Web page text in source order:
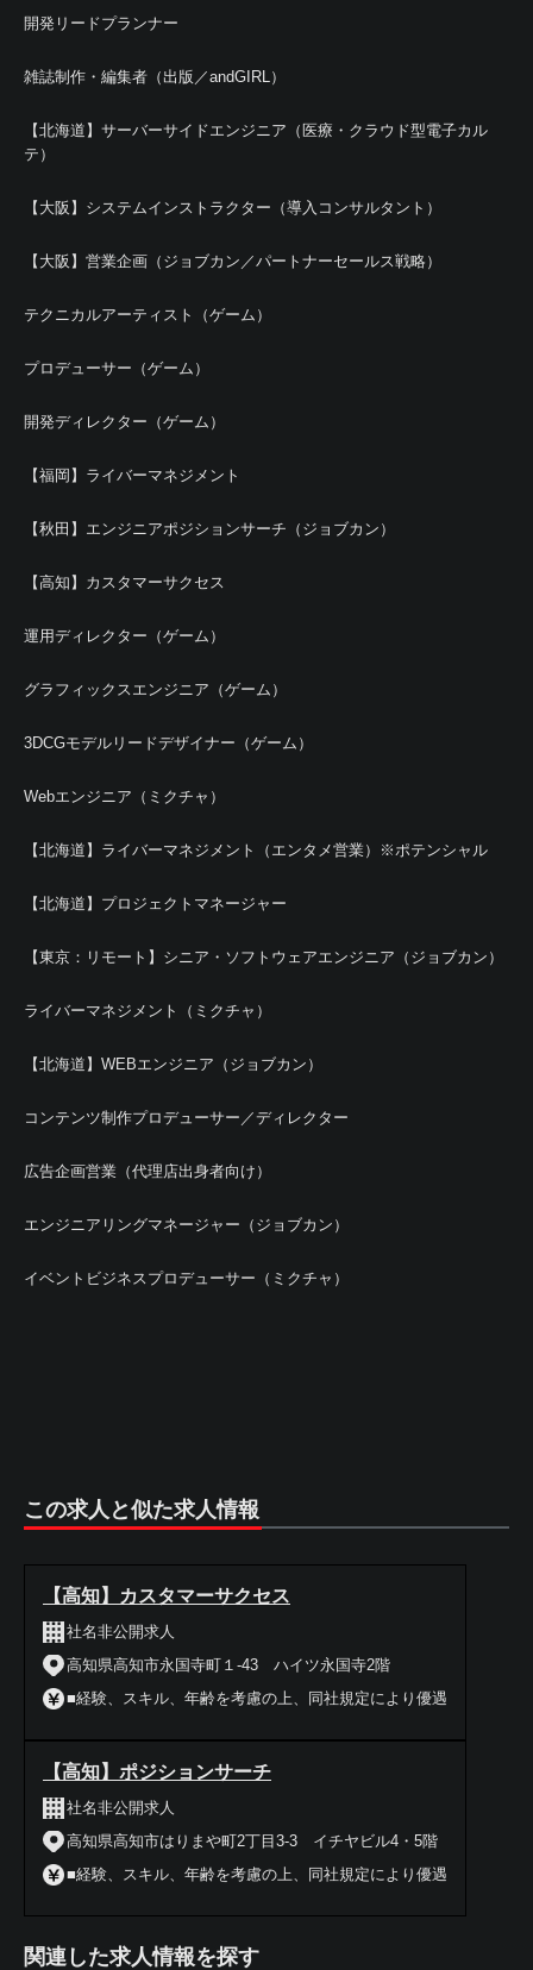
開発リードプランナー
雑誌制作・編集者（出版／andGIRL）
【北海道】サーバーサイドエンジニア（医療・クラウド型電子カル
テ）
【大阪】システムインストラクター（導入コンサルタント）
【大阪】営業企画（ジョブカン／パートナーセールス戦略）
テクニカルアーティスト（ゲーム）
プロデューサー（ゲーム）
開発ディレクター（ゲーム）
【福岡】ライバーマネジメント
【秋田】エンジニアポジションサーチ（ジョブカン）
【高知】カスタマーサクセス
運用ディレクター（ゲーム）
グラフィックスエンジニア（ゲーム）
3DCGモデルリードデザイナー（ゲーム）
Webエンジニア（ミクチャ）
【北海道】ライバーマネジメント（エンタメ営業）※ポテンシャル
【北海道】プロジェクトマネージャー
【東京：リモート】シニア・ソフトウェアエンジニア（ジョブカン）
ライバーマネジメント（ミクチャ）
【北海道】WEBエンジニア（ジョブカン）
コンテンツ制作プロデューサー／ディレクター
広告企画営業（代理店出身者向け）
エンジニアリングマネージャー（ジョブカン）
イベントビジネスプロデューサー（ミクチャ）
この求人と似た求人情報
【高知】カスタマーサクセス
社名非公開求人
高知県高知市永国寺町１-43 ハイツ永国寺2階
■経験、スキル、年齢を考慮の上、同社規定により優遇
【高知】ポジションサーチ
社名非公開求人
高知県高知市はりまや町2丁目3-3 イチヤビル4・5階
■経験、スキル、年齢を考慮の上、同社規定により優遇
関連した求人情報を探す